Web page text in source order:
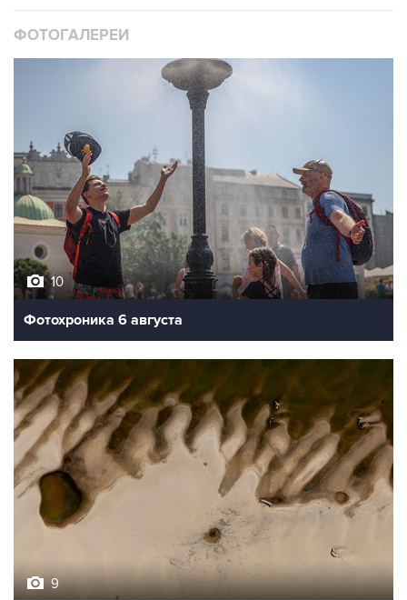
ФОТОГАЛЕРЕИ
10
Фотохроника 6 августа
9